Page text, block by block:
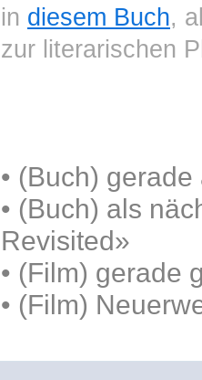
in diesem Buch,
zur literarischen
• (Buch) gerade
• (Buch) als
Revisited»
• (Film) gerade
• (Film)